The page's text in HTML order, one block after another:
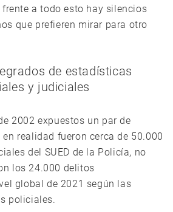
a todo esto hay silencios
que prefieren mirar para otro
de estadísticas
y judiciales
2002 expuestos un par de
realidad fueron cerca de 50.000
del SUED de la Policía, no
los 24.000 delitos
global de 2021 según las
policiales.